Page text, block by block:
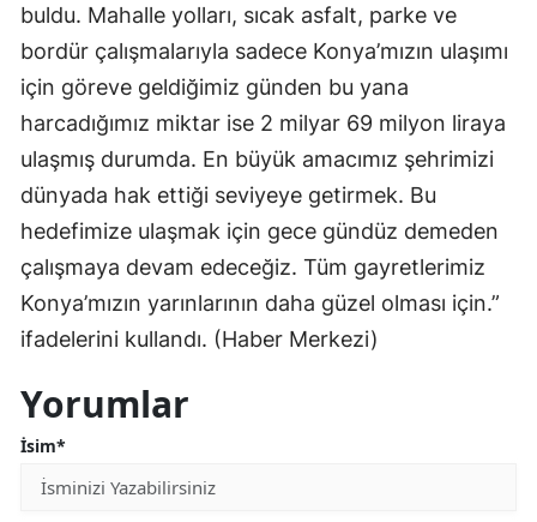
Niğde
Ordu
Rize
Sakarya
Samsun
Siirt
Sinop
buldu. Mahalle yolları, sıcak asfalt, parke ve
bordür çalışmalarıyla sadece Konya’mızın ulaşımı
için göreve geldiğimiz günden bu yana
harcadığımız miktar ise 2 milyar 69 milyon liraya
ulaşmış durumda. En büyük amacımız şehrimizi
dünyada hak ettiği seviyeye getirmek. Bu
hedefimize ulaşmak için gece gündüz demeden
çalışmaya devam edeceğiz. Tüm gayretlerimiz
Konya’mızın yarınlarının daha güzel olması için.”
ifadelerini kullandı. (Haber Merkezi)
Yorumlar
İsim*